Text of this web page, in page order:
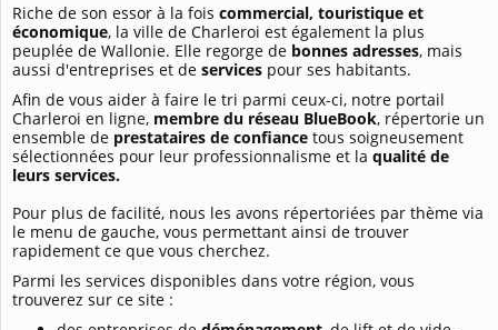
Riche de son essor à la fois commercial, touristique et
économique, la ville de Charleroi est également la plus
peuplée de Wallonie. Elle regorge de bonnes adresses, mais
aussi d'entreprises et de services pour ses habitants.
Afin de vous aider à faire le tri parmi ceux-ci, notre portail
Charleroi en ligne, membre du réseau BlueBook, répertorie un
ensemble de prestataires de confiance tous soigneusement
sélectionnées pour leur professionnalisme et la qualité de
leurs services.
Pour plus de facilité, nous les avons répertoriées par thème via
le menu de gauche, vous permettant ainsi de trouver
rapidement ce que vous cherchez.
Parmi les services disponibles dans votre région, vous
trouverez sur ce site :